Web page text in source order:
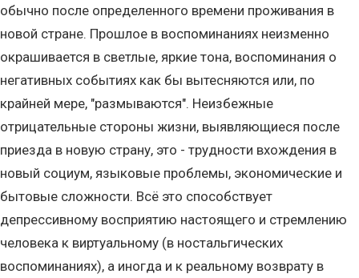
обычно после определенного времени проживания в
новой стране. Прошлое в воспоминаниях неизменно
окрашивается в светлые, яркие тона, воспоминания о
негативных событиях как бы вытесняются или, по
крайней мере, "размываются". Неизбежные
отрицательные стороны жизни, выявляющиеся после
приезда в новую страну, это - трудности вхождения в
новый социум, языковые проблемы, экономические и
бытовые сложности. Всё это способствует
депрессивному восприятию настоящего и стремлению
человека к виртуальному (в ностальгических
воспоминаниях), а иногда и к реальному возврату в